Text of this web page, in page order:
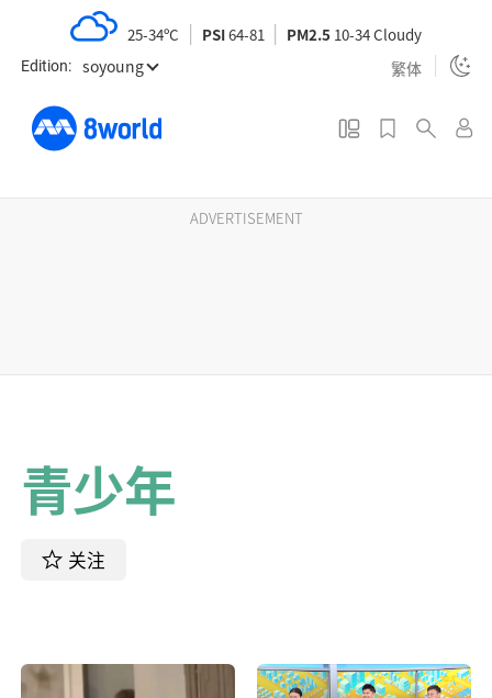
t
Edition: soyoung 繁体
25-34ºC PSI64-81 PM2.5 10-34 Cloudy
ADVERTISEMENT
青少年
关注